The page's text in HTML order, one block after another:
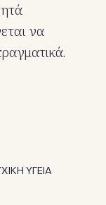
να
ΥΓΕΙΑ